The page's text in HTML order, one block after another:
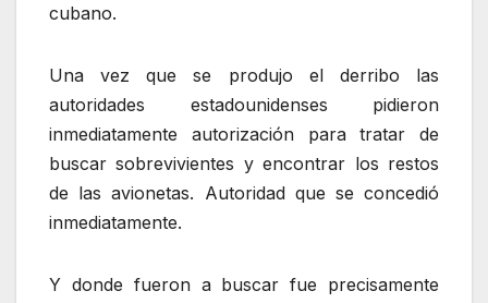
cubano.
Una vez que se produjo el derribo las
autoridades estadounidenses pidieron
inmediatamente autorización para tratar de
buscar sobrevivientes y encontrar los restos
de las avionetas. Autoridad que se concedió
inmediatamente.
Y donde fueron a buscar fue precisamente